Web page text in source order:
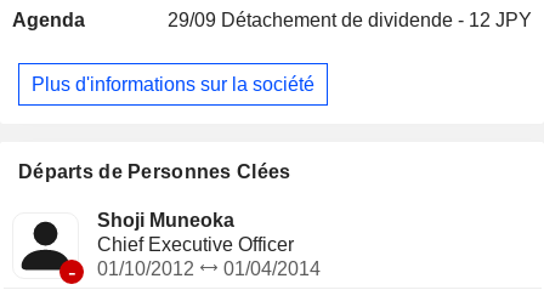
matériaux fabrique et commercialise des produits chimiques
matériaux électroniques, des matériaux et composants pour
semi-conducteurs et composants électroniques, des fibres
système fournit des services d'ingénierie et de conseil liés
utilisant les technologies de l'information, ainsi que divers
autres services.
Agenda 29/09 Détachement de dividende - 12 JPY
Plus d'informations sur la société
Départs de Personnes Clées
-
Shoji Muneoka
Chief Executive Officer
01/10/2012
01/04/2014